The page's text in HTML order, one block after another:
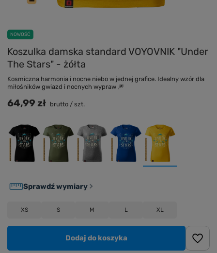
NOWOŚĆ
Koszulka damska standard VOYOVNIK "Under
The Stars" - żółta
Kosmiczna harmonia i nocne niebo w jednej grafice. Idealny wzór dla
miłośników gwiazd i nocnych wypraw 🎆
XS S M L XL
Sprawdź wymiary
64,99 zł brutto / szt.
Dodaj do koszyka